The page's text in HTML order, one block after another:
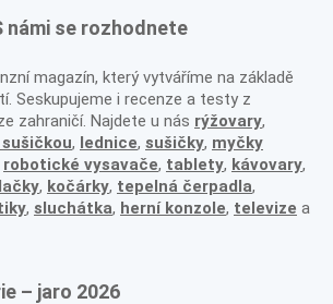
námi se rozhodnete
magazín, který vytváříme na základě
Seskupujeme i recenze a testy z
zahraničí. Najdete u nás rýžovary,
, lednice, sušičky, myčky
robotické vysavače, tablety, kávovary,
, kočárky, tepelná čerpadla,
, sluchátka, herní konzole, televize a
– jaro 2026